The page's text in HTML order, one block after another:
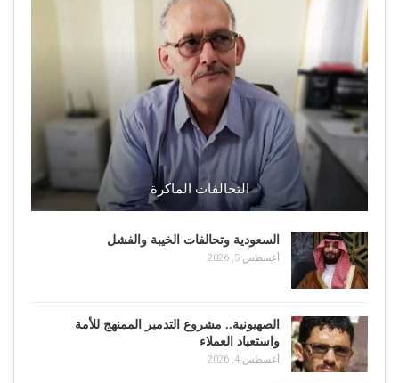
التحالفات الماكرة
السعودية وتحالفات الخيبة والفشل
أغسطس 5, 2026
الصهيونية.. مشروع التدمير الممنهج للأمة
واستعباد العملاء
أغسطس 4, 2026